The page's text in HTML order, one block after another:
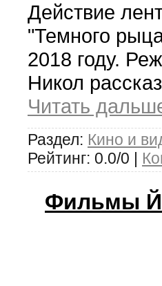
Действие
"Темного
2018 году.
Никол
Читать
Раздел: Кино и
Рейтинг: 0.0/0 |
Фильмы